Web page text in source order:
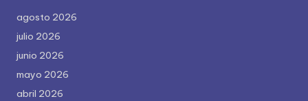
agosto 2026
julio 2026
junio 2026
mayo 2026
abril 2026